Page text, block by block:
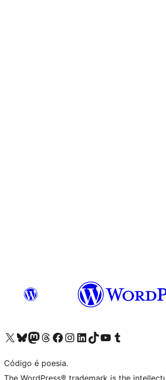
Acessar nossa conta do X (antigo Twitter)
Acessar nossa conta do Bluesky
Acessar nossa conta do Mastodon
Acessar nossa conta do Threads
Acessar nossa página do Facebook
Acessar nossa conta do Instagram
Acessar nossa conta do LinkedIn
Acessar nossa conta do TikTok
Acessar nosso canal do YouTube
Acessar nossa conta no Tumblr
Código é poesia.